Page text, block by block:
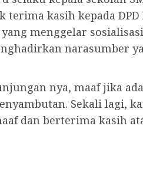
terima kasih kepada DPD
menggelar
narasumber
nya, maaf jika
Sekali lagi,
dan berterima kasih